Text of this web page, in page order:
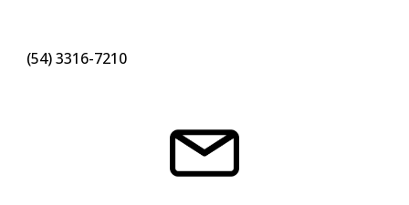
(54)3316-7210